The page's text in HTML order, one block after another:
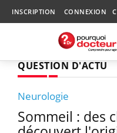
INSCRIPTION CONNEXION
QUESTION D'ACTU
Neurologie
Sommeil : des